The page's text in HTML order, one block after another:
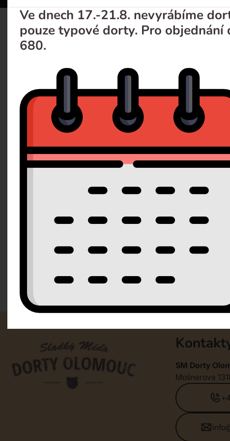
Svatebni dort 1
Popis Dotaz
SM Dorty
Mošnerova
Ve dnech 17.-21.8. nevyrábíme
pouze typové dorty. Pro
680.